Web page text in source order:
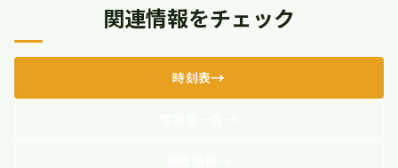
関連情報をチェック
時刻表